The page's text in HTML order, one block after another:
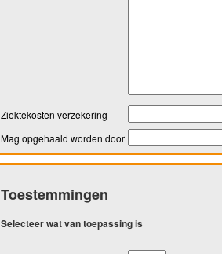
Ziektekosten verzekering
Mag opgehaald worden door
Toestemmingen
Selecteer wat van toepassing is